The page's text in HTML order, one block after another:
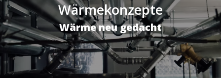
Wärmekonzepte
Wärme neu gedacht